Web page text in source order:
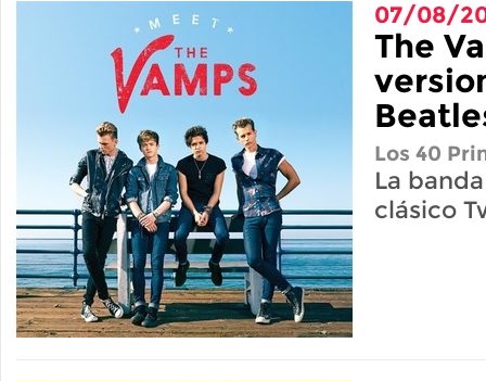
07/08/
The
Los 40
La
clásico